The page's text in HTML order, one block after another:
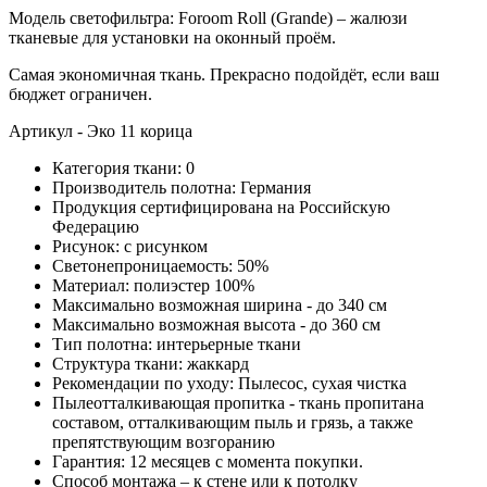
Модель светофильтра: Foroom Roll (Grande) – жалюзи
тканевые для установки на оконный проём.
Самая экономичная ткань. Прекрасно подойдёт, если ваш
бюджет ограничен.
Артикул - Эко 11 корица
Категория ткани: 0
Производитель полотна: Германия
Продукция сертифицирована на Российскую
Федерацию
Рисунок: с рисунком
Светонепроницаемость: 50%
Материал: полиэстер 100%
Максимально возможная ширина - до 340 см
Максимально возможная высота - до 360 см
Тип полотна: интерьерные ткани
Структура ткани: жаккард
Рекомендации по уходу: Пылесос, сухая чистка
Пылеотталкивающая пропитка - ткань пропитана
составом, отталкивающим пыль и грязь, а также
препятствующим возгоранию
Гарантия: 12 месяцев с момента покупки.
Способ монтажа – к стене или к потолку